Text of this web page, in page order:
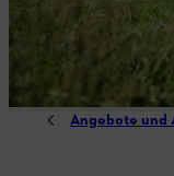
Angebote und